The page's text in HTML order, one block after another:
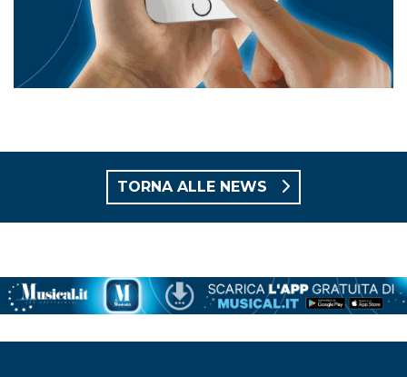
TORNA ALLE NEWS